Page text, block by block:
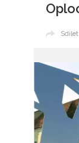
Sdílet